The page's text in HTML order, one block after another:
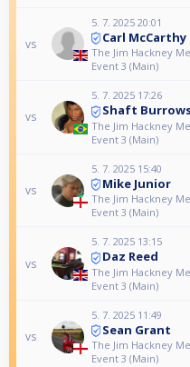
vs
5. 7. 2025 20:01
Carl McCarthy
The Jim Hackney
Event 3 (Main)
vs
5. 7. 2025 17:26
Shaft
The Jim Hackney
Event 3 (Main)
vs
5. 7. 2025 15:40
Mike Junior
The Jim Hackney
Event 3 (Main)
vs
5. 7. 2025 13:15
Daz Reed
The Jim Hackney
Event 3 (Main)
vs
5. 7. 2025 11:49
Sean Grant
The Jim Hackney
Event 3 (Main)